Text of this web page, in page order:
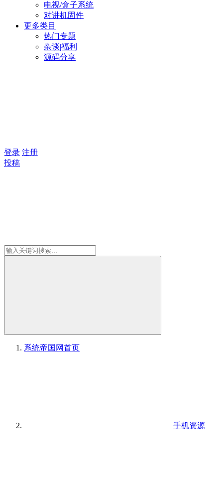
电视/盒子系统
对讲机固件
更多类目
热门专题
杂谈|福利
源码分享
登录 注册
投稿
系统帝国网首页
手机资源